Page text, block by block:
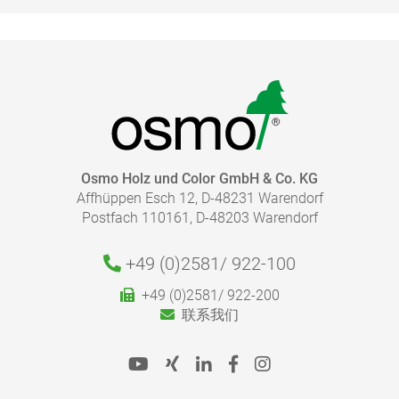
我需要使用多少木蜡油?
使用我们的用量计算器，您可以快速轻松地计算出您的
请遵循我们的建议來正確地塗刷木蠟油，以達到最理想
Osmo Holz und Color GmbH & Co. KG
Affhüppen Esch 12, D-48231 Warendorf
Postfach 110161, D-48203 Warendorf
+49 (0)2581/ 922-100
+49 (0)2581/ 922-200
联系我们